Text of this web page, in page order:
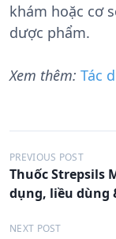
khám hoặc cơ
dược phẩm.
Xem thêm: Tác
Đ
i
u
PREVIOUS POST
Thuốc Strepsils
dụng, liều dùng
NEXT POST